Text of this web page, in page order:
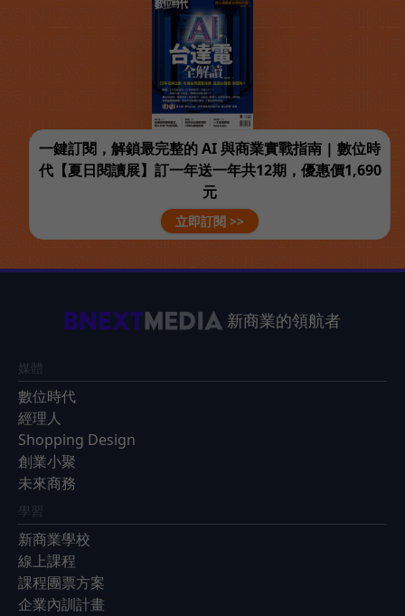
一鍵訂閱，解鎖最完整的 AI 與商業實戰指南 | 數位時
代【夏日閱讀展】訂一年送一年共12期，優惠價1,690
元
立即訂閱 >>
新商業的領航者
媒體
數位時代
經理人
Shopping Design
創業小聚
未來商務
學習
新商業學校
線上課程
課程團票方案
企業內訓計畫